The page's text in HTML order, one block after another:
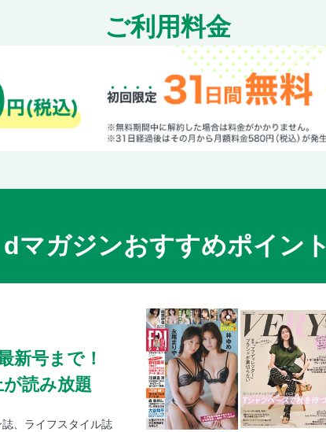
ご利用料金
dマガジンおすすめポイント
新号まで！
読み放題
、ライフスタイル誌